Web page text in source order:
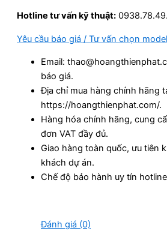
Hotline tư vấn kỹ thuật:
Yêu cầu báo giá / Tư vấn chọn model
Email:
báo giá.
Địa chỉ mua hàng chính hãng
https://hoangthienphat.com/.
Hàng hóa chính hãng, cung
đơn VAT đầy đủ.
Giao hàng toàn quốc, ưu tiên
khách dự án.
Chế độ bảo hành uy tín
Đánh giá (0)